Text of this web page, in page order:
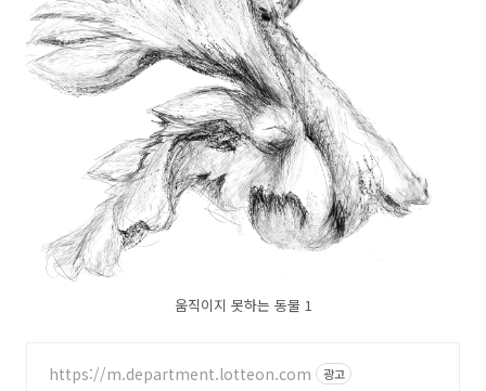
움직이지 못하는 동물 1
https://m.department.lotteon.com 광고